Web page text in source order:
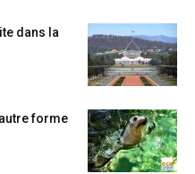
dans la
forme